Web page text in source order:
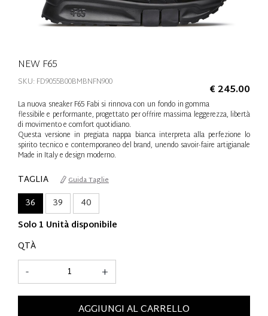
NEW F65
€ 245.00
SKU: FD9055B00BMBNFN900
La nuova sneaker F65 Fabi si rinnova con un fondo in gomma
flessibile e performante, progettato per offrire massima leggerezza, libertà
di movimento e comfort quotidiano.
Questa versione in pregiata nappa bianca interpreta alla perfezione lo
spirito tecnico e contemporaneo del brand, unendo savoir-faire artigianale
Made in Italy e design moderno.
TAGLIA Guida Taglie
36 39
40
Solo 1 Unità disponibile
QTÀ
+
-
AGGIUNGI AL CARRELLO